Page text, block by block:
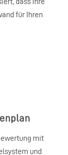
für Ihren
mit
und